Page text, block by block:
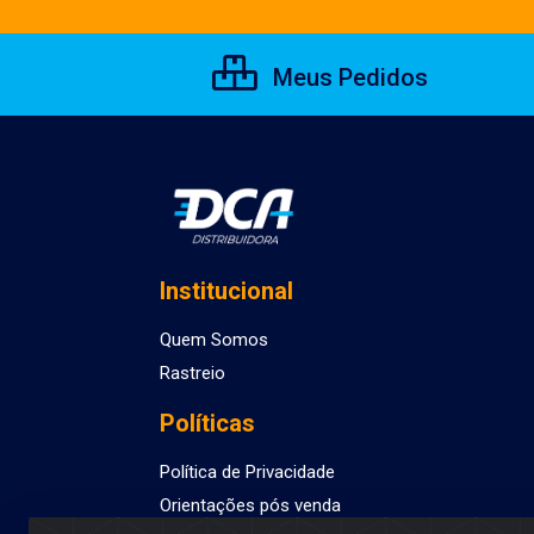
Meus Pedidos
Institucional
Quem Somos
Rastreio
Políticas
Política de Privacidade
Orientações pós venda